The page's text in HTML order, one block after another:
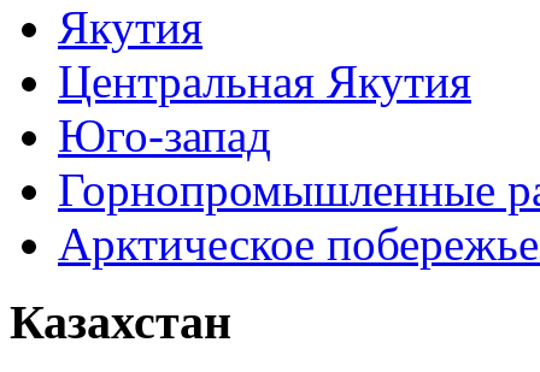
Якутия
Центральная Якутия
Юго-запад
Горнопромышленные
Арктическое
Казахстан